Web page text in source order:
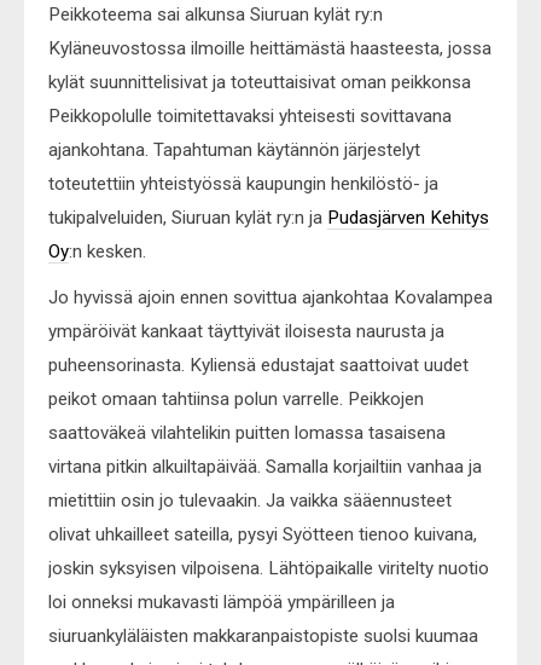
Peikkoteema sai alkunsa Siuruan kylät ry:n
Kyläneuvostossa ilmoille heittämästä haasteesta, jossa
kylät suunnittelisivat ja toteuttaisivat oman peikkonsa
Peikkopolulle toimitettavaksi yhteisesti sovittavana
ajankohtana. Tapahtuman käytännön järjestelyt
toteutettiin yhteistyössä kaupungin henkilöstö- ja
tukipalveluiden, Siuruan kylät ry:n ja Pudasjärven Kehitys
Oy:n kesken.
Jo hyvissä ajoin ennen sovittua ajankohtaa Kovalampea
ympäröivät kankaat täyttyivät iloisesta naurusta ja
puheensorinasta. Kyliensä edustajat saattoivat uudet
peikot omaan tahtiinsa polun varrelle. Peikkojen
saattoväkeä vilahtelikin puitten lomassa tasaisena
virtana pitkin alkuiltapäivää. Samalla korjailtiin vanhaa ja
mietittiin osin jo tulevaakin. Ja vaikka sääennusteet
olivat uhkailleet sateilla, pysyi Syötteen tienoo kuivana,
joskin syksyisen vilpoisena. Lähtöpaikalle viritelty nuotio
loi onneksi mukavasti lämpöä ympärilleen ja
siuruankyläläisten makkaranpaistopiste suolsi kuumaa